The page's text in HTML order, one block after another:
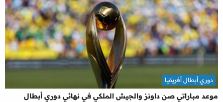
موعد مباراتي صن داونز والجيش الملكي في نهائي دوري أبطال
دوري أبطال أفريقيا